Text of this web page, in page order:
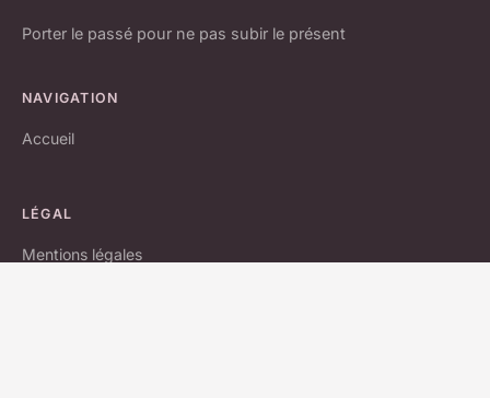
Porter le passé pour ne pas subir le présent
NAVIGATION
Accueil
LÉGAL
Mentions légales